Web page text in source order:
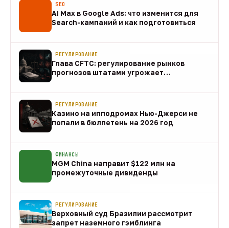
SEO
AI Max в Google Ads: что изменится для
Search-кампаний и как подготовиться
РЕГУЛИРОВАНИЕ
Глава CFTC: регулирование рынков
прогнозов штатами угрожает
РЕГУЛИРОВАНИЕ
Казино на ипподромах Нью-Джерси не
попали в бюллетень на 2026 год
ФИНАНСЫ
MGM China направит $122 млн на
промежуточные дивиденды
РЕГУЛИРОВАНИЕ
Верховный суд Бразилии рассмотрит
запрет наземного гэмблинга